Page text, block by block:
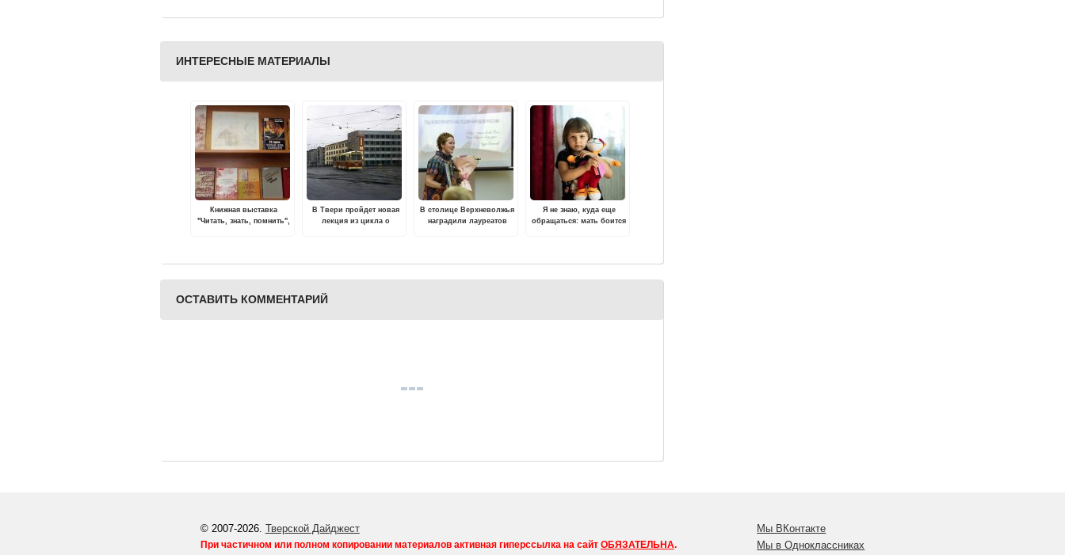
ИНТЕРЕСНЫЕ МАТЕРИАЛЫ
Книжная выставка
"Читать, знать, помнить",
Твери
В Твери пройдет новая
лекция из цикла о
В столице Верхневолжья
наградили лауреатов
искусства
Я не знаю, куда еще
обращаться: мать боится
ОСТАВИТЬ КОММЕНТАРИЙ
© 2007-2026. Тверской Дайджест
При частичном или полном копировании материалов активная гиперссылка на сайт ОБЯЗАТЕЛЬНА.
Мы ВКонтакте
Мы в Одноклассниках